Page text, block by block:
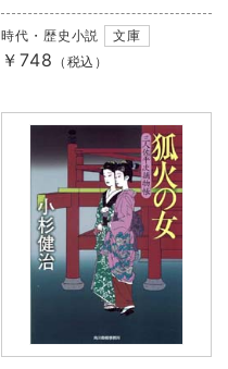
時代・歴史小説 文庫
￥748 （税込）